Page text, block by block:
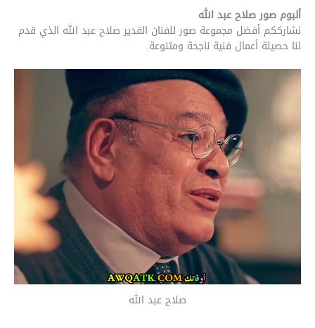
ألبوم صور صلاح عبد الله
نشارككم أفضل مجموعة صور للفنان القدير صلاح عبد الله الذي قدم
لنا حصيلة أعمال فنية ناجحة ومتنوعة.
صلاح عبد الله